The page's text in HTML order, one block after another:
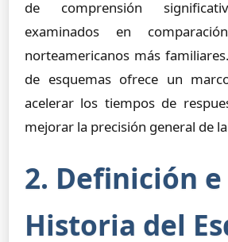
de comprensión
examinados en
norteamericanos más
de esquemas ofrece un
acelerar los tiempos de
mejorar la precisión general de
2. Definición e
Historia del